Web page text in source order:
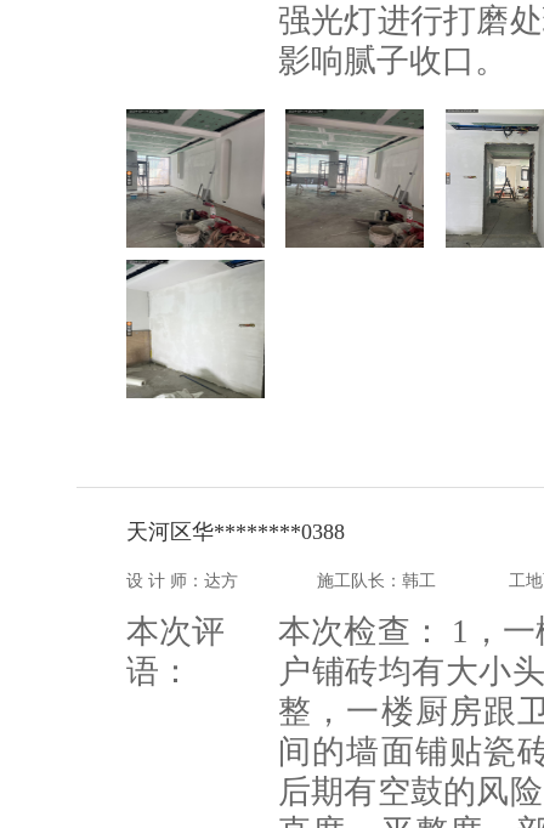
强光灯进行打磨
影响腻子收口。
天河区华********0388
设 计 师：达方 施工队长：韩工 工
本次评
语：
本次检查： 1，
户铺砖均有大小
整，一楼厨房跟
间的墙面铺贴瓷
后期有空鼓的风